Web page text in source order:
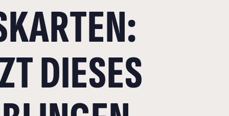
DIESES